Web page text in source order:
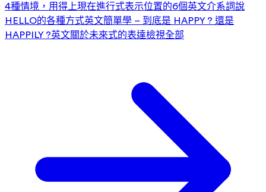
4種情境，用得上現在進行式表示位置的6個英文介系詞說
HELLO的各種方式英文簡單學 – 到底是 HAPPY ? 還是
HAPPILY ?英文關於未來式的表達檢視全部